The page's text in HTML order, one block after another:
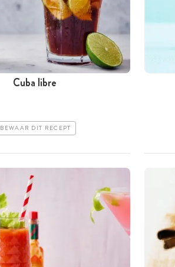
Cuba libre
BEWAAR DIT RECEPT